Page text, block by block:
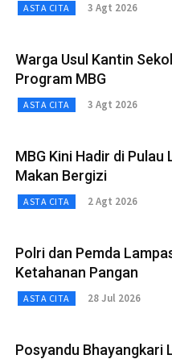
ASTA CITA 3 Agt 2026
Warga Usul Kantin
Program MBG
ASTA CITA 3 Agt 2026
MBG Kini Hadir di
Makan Bergizi
ASTA CITA 2 Agt 2026
Polri dan Pemda
Ketahanan Pangan
ASTA CITA 28 Jul 2026
Posyandu Bhayangkari